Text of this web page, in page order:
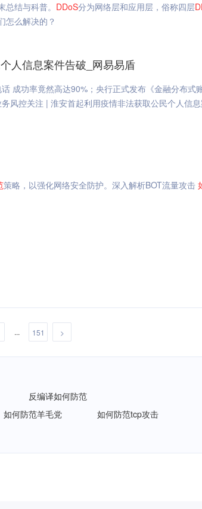
总结与科普。 DDoS分为网络层和应用层，俗称四层
怎么解决的？
人信息案件告破_网易易盾
成功率竟然高达90%；央行正式发布《金融分布式
风控关注 | 淮安首起利用疫情非法获取公民个人信
策略，以强化网络安全防护。深入解析BOT流量攻击
... 151 >
反编译如何防范
如何防范羊毛党
如何防范tcp攻击